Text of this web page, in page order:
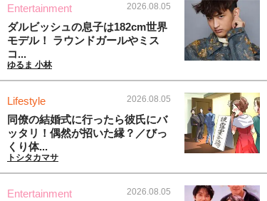
Entertainment 2026.08.05
ダルビッシュの息子は182cm世界
モデル！ ラウンドガールやミス
コ...
ゆるま 小林
Lifestyle 2026.08.05
同僚の結婚式に行ったら彼氏にバ
ッタリ！偶然が招いた縁？／びっ
くり体...
トシタカマサ
Entertainment 2026.08.05